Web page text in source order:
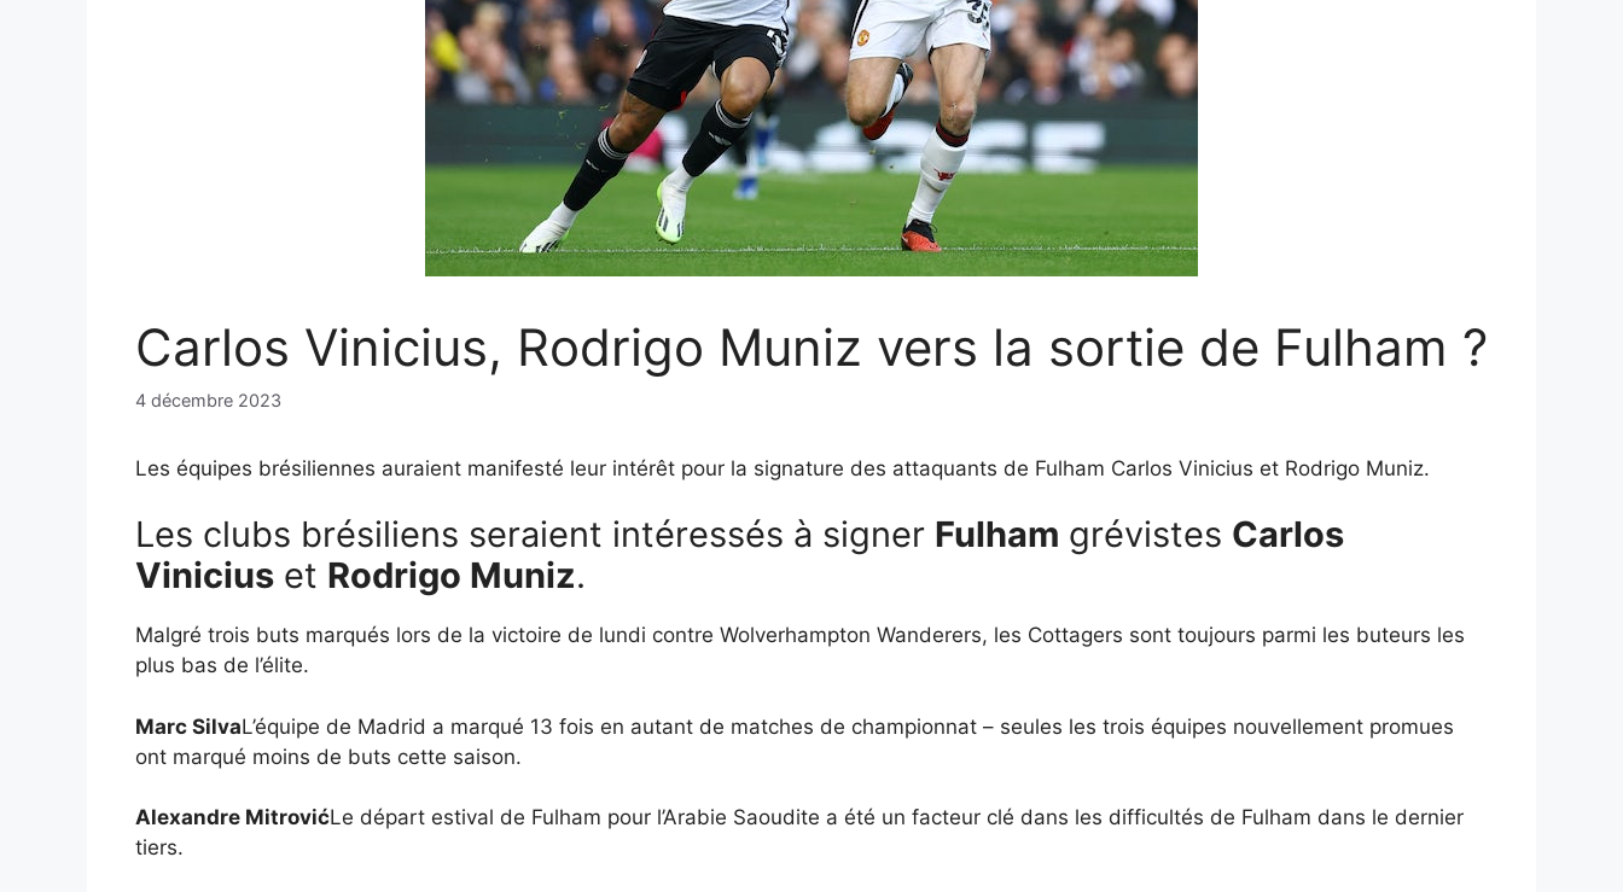
Carlos Vinicius, Rodrigo Muniz vers la sortie de Fulham ?
4 décembre 2023
Les équipes brésiliennes auraient manifesté leur intérêt pour la signature des attaquants de Fulham Carlos Vinicius et Rodrigo Muniz.
Les clubs brésiliens seraient intéressés à signer Fulham grévistes Carlos
Vinicius et Rodrigo Muniz.
Malgré trois buts marqués lors de la victoire de lundi contre Wolverhampton Wanderers, les Cottagers sont toujours parmi les buteurs les
plus bas de l’élite.
Marc SilvaL’équipe de Madrid a marqué 13 fois en autant de matches de championnat – seules les trois équipes nouvellement promues
ont marqué moins de buts cette saison.
Alexandre MitrovićLe départ estival de Fulham pour l’Arabie Saoudite a été un facteur clé dans les difficultés de Fulham dans le dernier
tiers.